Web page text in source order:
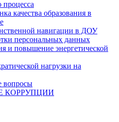
процесса
качества образования в
навигации в ДОУ
персональных данных
и повышение энергетической
нагрузки на
вопросы
КОРРУПЦИИ